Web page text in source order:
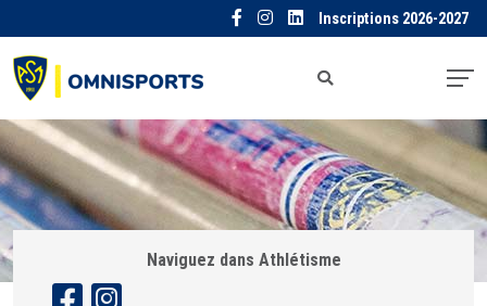
Inscriptions 2026-2027
Naviguez dans Athlétisme